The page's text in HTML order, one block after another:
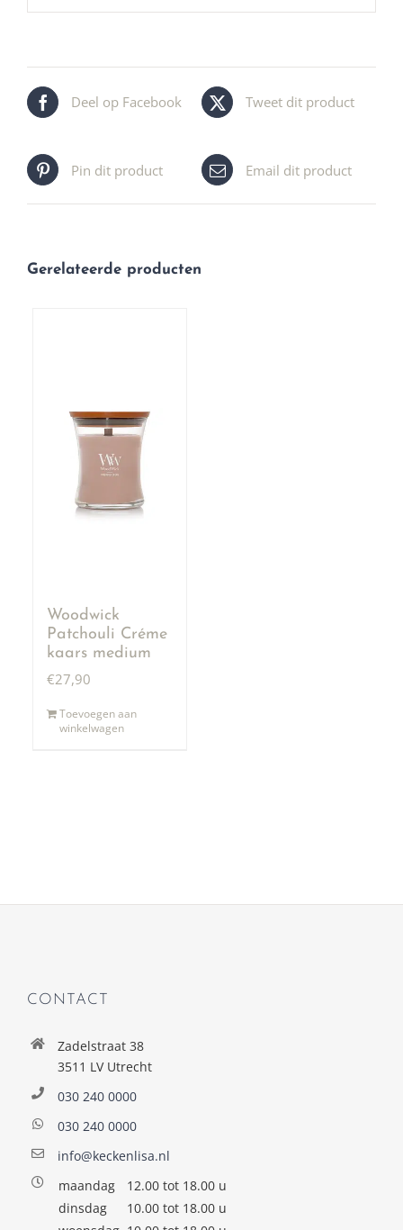
Deel op Facebook Tweet dit product
Pin dit product Email dit product
Gerelateerde producten
Woodwick
Patchouli Créme
kaars medium
€27,90
Toevoegen aan
winkelwagen
CONTACT
Zadelstraat 38
3511 LV Utrecht
030 240 0000
030 240 0000
info@keckenlisa.nl
maandag
12.00 tot 18.00 u
dinsdag
10.00 tot 18.00 u